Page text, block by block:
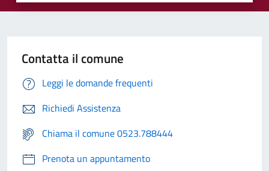
Contatta il comune
Leggi le domande frequenti
Richiedi Assistenza
Chiama il comune 0523.788444
Prenota un appuntamento